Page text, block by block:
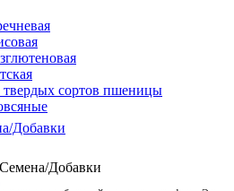
твердых сортов пшеницы
Добавки
Добавки